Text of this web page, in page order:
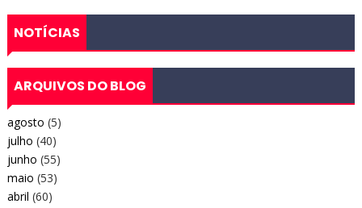
NOTÍCIAS
ARQUIVOS DO BLOG
agosto (5)
julho (40)
junho (55)
maio (53)
abril (60)